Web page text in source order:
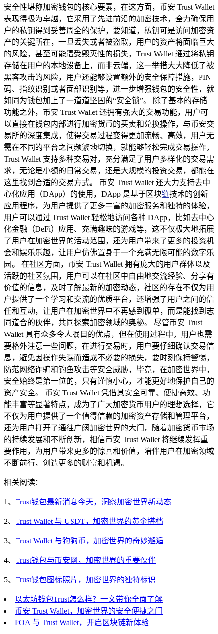
安全性堪称加密钱包的核心要素，在这方面，币安 Trust Wallet
表现得极为卓越，它采用了先进前沿的加密技术，全力确保用
户的私钥得到妥善周全的保护，要知道，私钥可是访问加密资
产的关键所在，一旦丢失或者被盗取，用户的资产将面临巨大
的风险，甚至可能遭受毁灭性的损失，Trust Wallet 通过将私钥
存储在用户的本地设备上，而非云端，这一举措大大降低了被
黑客攻击的风险，用户还能够设置额外的安全保障措施，PIN
码、指纹识别或者面部识别等，进一步增强钱包的安全性，就
如同为钱包加上了一道道坚固的“安全锁”。 除了基本的存储
功能之外，币安 Trust Wallet 还拥有强大的交易功能，用户可
以直接在钱包内部进行加密货币的买卖和兑换操作，与币安交
易所的深度集成，使得交易过程变得更加流畅、高效，用户无
需在不同的平台之间频繁地切换，就能够轻松完成交易操作，
Trust Wallet 支持多种交易对，充分满足了用户多样化的交易需
求，无论是小额的日常交易，还是大规模的投资交易，都能在
这里找到合适的交易方式。 币安 Trust Wallet 还大力支持去中
心化应用（DApp）的使用，DApp 是基于区块链技术的创新
应用程序，为用户提供了更多丰富的加密服务和独特的体验，
用户可以通过 Trust Wallet 轻松地访问各种 DApp，比如去中心
化金融（DeFi）应用、充满趣味的游戏等，这不仅极大地拓展
了用户在加密世界的活动范围，还为用户带来了更多的投资机
会和娱乐乐趣，让用户仿佛置身于一个充满无限可能的数字乐
园。 在社区方面，币安 Trust Wallet 拥有庞大的用户群体以及
活跃的社区氛围，用户可以在社区中自由地交流经验、分享有
价值的信息，及时了解最新的加密动态，社区的存在不仅为用
户提供了一个学习和交流的优质平台，还增强了用户之间的信
任和互动，让用户在加密世界中不再感到孤单，而是能找到志
同道合的伙伴，共同探索加密领域的奥秘。 尽管币安 Trust
Wallet 具有众多令人瞩目的优点，但在使用过程中，用户也需
要格外注意一些问题，在进行交易时，用户要仔细确认交易信
息，避免因操作失误而造成不必要的损失，要时刻保持警惕，
防范网络诈骗和钓鱼攻击等安全威胁，毕竟，在加密世界中，
安全始终是第一位的，只有谨慎小心，才能更好地保护自己的
资产安全。 币安 Trust Wallet 凭借其安全可靠、便捷高效、功
能丰富等显著特点，成为了广大加密货币用户的理想选择，它
不仅为用户提供了一个值得信赖的加密资产存储和管理平台，
还为用户打开了通往广阔加密世界的大门，随着加密货币市场
的持续发展和不断创新，相信币安 Trust Wallet 将继续发挥重
要作用，为用户带来更多的惊喜和价值，陪伴用户在加密领域
不断前行，创造更多的财富和机遇。
相关阅读：
1、 Trust钱包最新消息今天，洞察加密世界新动态
2、 Trust Wallet 与 USDT，加密世界的黄金搭档
3、 Trust Wallet 与狗狗币，加密世界的奇妙邂逅
4、 Trust钱包与币安网，加密世界的重要伙伴
5、 Trust钱包图标照片，加密世界的独特标识
以太坊钱包Trust怎么样？一文带你全面了解
币安 Trust Wallet，加密世界的安全便捷之门
POA 与 Trust Wallet，开启区块链新体验